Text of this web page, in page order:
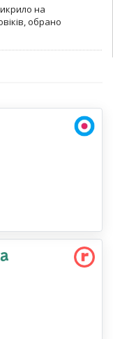
на
обрано